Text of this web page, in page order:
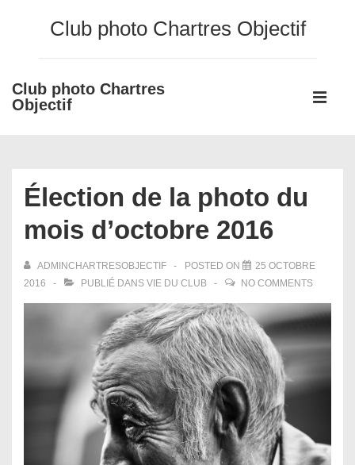
principal
Club photo Chartres Objectif
Club photo Chartres
Objectif
Main
Élection de la photo du
mois d’octobre 2016
ADMINCHARTRESOBJECTIF POSTED ON
25 OCTOBRE
2016
PUBLIÉ DANS VIE DU CLUB NO COMMENTS